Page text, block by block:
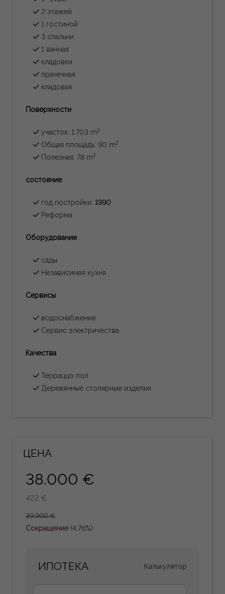
2 этажей
1 гостиной
3 спальни
1 ванная
кладовки
прачечная
кладовая
Поверхности
участок: 1.703 m2
Общая площадь: 90 m2
Полезная: 78 m2
состояние
год постройки:1990
Реформа
Oборудование
сады
Независимая кухня
Сервисы
водоснабжение
Сервис электричества
Качества
Терраццо пол
Деревянные столярные изделия
ЦЕНА
38.000 €
422 €
39.900 €
Сокращение (4,76%)
ИПОТЕКА Калькулятор